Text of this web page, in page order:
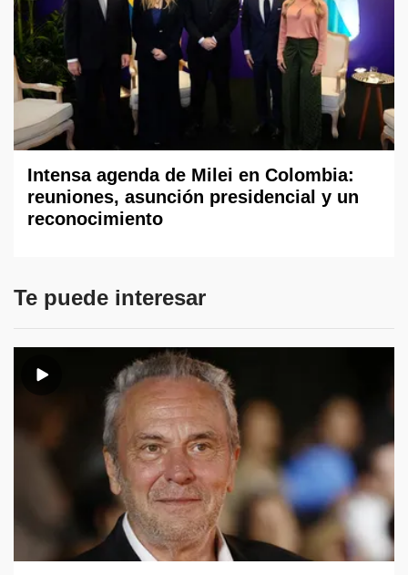
Intensa agenda de Milei en Colombia:
reuniones, asunción presidencial y un
reconocimiento
Te puede interesar